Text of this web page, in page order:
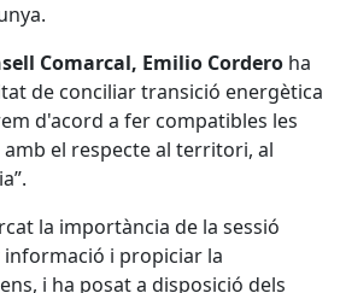
Comarcal, Emilio Cordero ha
de conciliar transició energètica
d'acord a fer compatibles les
el respecte al territori, al
la importància de la sessió
i propiciar la
i ha posat a disposició dels